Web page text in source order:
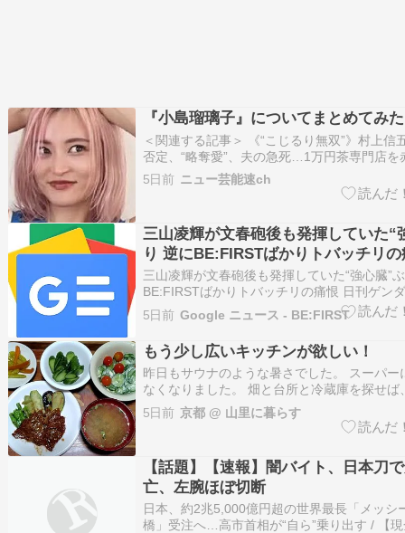
『小島瑠璃子』についてまとめてみた
＜関連する記事＞ 《“こじるり無双”》村上信
否定、“略奪愛”、夫の急死…1万円茶専門店を
た小島瑠璃子（32）「苦しんでます」 …テレ
企画「いらない服 ピッタリ売ってゴチになり
5日前 ニュー芸能速ch
三山凌輝が文春砲後も発揮していた“
り 逆にBE:FIRSTばかりトバッチリ
ゲンダイDIGITAL
三山凌輝が文春砲後も発揮していた“強心臓”
BE:FIRSTばかりトバッチリの痛恨 日刊ゲン
5日前 Google ニュース - BE:FIRST
もう少し広いキッチンが欲しい！
昨日もサウナのような暑さでした。 スーパー
なくなりました。 畑と台所と冷蔵庫を探せば
きていけます。 午後３時半ごろ、スマホの天
から「30分ほどで雨が降ります」というプッ
りました。 けっきょく、４時過ぎになっても
5日前 京都 @ 山里に暮らす
【話題】【速報】闇バイト、日本刀
亡、左腕ほぼ切断
日本、約2兆5,000億円超の世界最長「メッシ
橋」受注へ…高市首相が“自ら”乗り出す / 【